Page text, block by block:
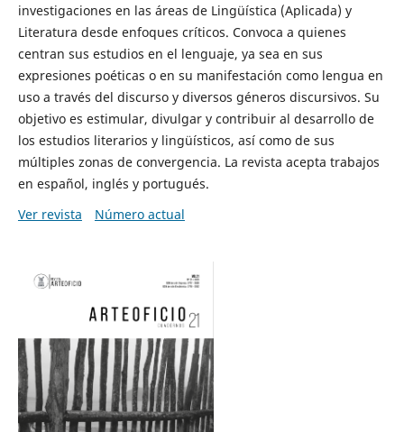
investigaciones en las áreas de Lingüística (Aplicada) y
Literatura desde enfoques críticos. Convoca a quienes
centran sus estudios en el lenguaje, ya sea en sus
expresiones poéticas o en su manifestación como lengua en
uso a través del discurso y diversos géneros discursivos. Su
objetivo es estimular, divulgar y contribuir al desarrollo de
los estudios literarios y lingüísticos, así como de sus
múltiples zonas de convergencia. La revista acepta trabajos
en español, inglés y portugués.
Ver revista
Número actual